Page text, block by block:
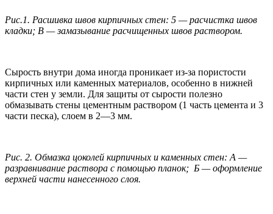
Рис.1. Расшивка швов кирпичных стен: 5 — расчистка швов
кладки; В — замазывание расчищенных швов раствором.
Сырость внутри дома иногда проникает из-за пористости
кирпичных или каменных материалов, особенно в нижней
части стен у земли. Для защиты от сырости полезно
обмазывать стены цементным раствором (1 часть цемента и 3
части песка), слоем в 2—3 мм.
Рис. 2. Обмазка цоколей кирпичных и каменных стен: А —
разравнивание раствора с помощью планок; Б — оформление
верхней части нанесенного слоя.